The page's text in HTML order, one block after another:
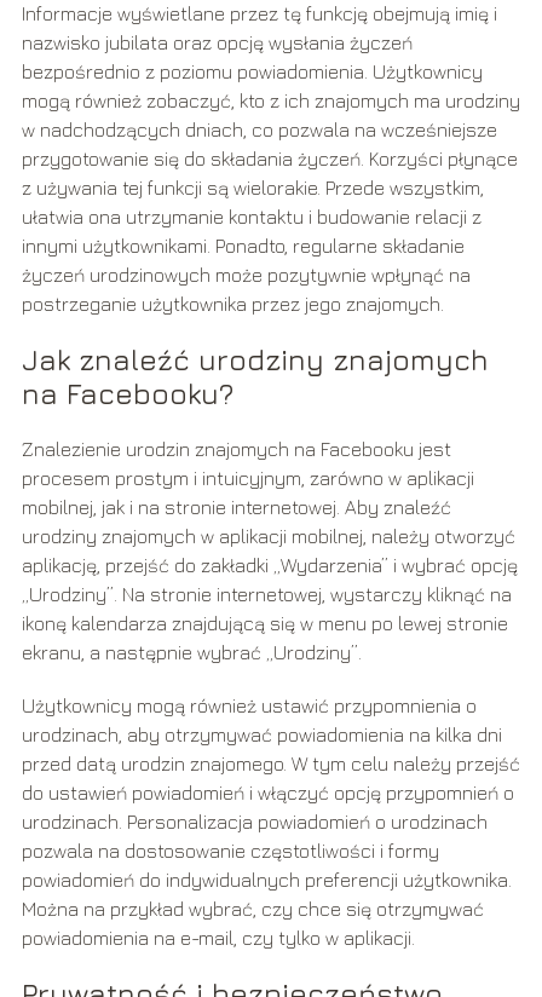
Informacje wyświetlane przez tę funkcję obejmują imię i
nazwisko jubilata oraz opcję wysłania życzeń
bezpośrednio z poziomu powiadomienia. Użytkownicy
mogą również zobaczyć, kto z ich znajomych ma urodziny
w nadchodzących dniach, co pozwala na wcześniejsze
przygotowanie się do składania życzeń. Korzyści płynące
z używania tej funkcji są wielorakie. Przede wszystkim,
ułatwia ona utrzymanie kontaktu i budowanie relacji z
innymi użytkownikami. Ponadto, regularne składanie
życzeń urodzinowych może pozytywnie wpłynąć na
postrzeganie użytkownika przez jego znajomych.
Jak znaleźć urodziny znajomych
na Facebooku?
Znalezienie urodzin znajomych na Facebooku jest
procesem prostym i intuicyjnym, zarówno w aplikacji
mobilnej, jak i na stronie internetowej. Aby znaleźć
urodziny znajomych w aplikacji mobilnej, należy otworzyć
aplikację, przejść do zakładki „Wydarzenia” i wybrać opcję
„Urodziny”. Na stronie internetowej, wystarczy kliknąć na
ikonę kalendarza znajdującą się w menu po lewej stronie
ekranu, a następnie wybrać „Urodziny”.
Użytkownicy mogą również ustawić przypomnienia o
urodzinach, aby otrzymywać powiadomienia na kilka dni
przed datą urodzin znajomego. W tym celu należy przejść
do ustawień powiadomień i włączyć opcję przypomnień o
urodzinach. Personalizacja powiadomień o urodzinach
pozwala na dostosowanie częstotliwości i formy
powiadomień do indywidualnych preferencji użytkownika.
Można na przykład wybrać, czy chce się otrzymywać
powiadomienia na e-mail, czy tylko w aplikacji.